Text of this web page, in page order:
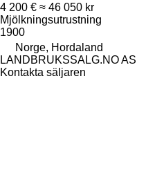
4 200 € ≈ 46 050 kr
Mjölkningsutrustning
1900
Norge, Hordaland
LANDBRUKSSALG.NO AS
Kontakta säljaren